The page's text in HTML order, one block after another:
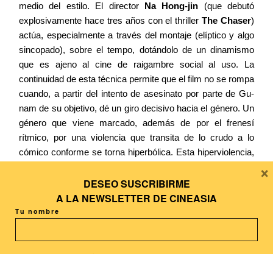
medio del estilo. El director Na Hong-jin (que debutó
explosivamente hace tres años con el thrillerThe Chaser)
actúa, especialmente a través del montaje (elíptico y algo
sincopado), sobre el tempo, dotándolo de un dinamismo
que es ajeno al cine de raigambre social al uso. La
continuidad de esta técnica permite que el film no se rompa
cuando, a partir del intento de asesinato por parte de Gu-
nam de su objetivo, dé un giro decisivo hacia el género. Un
género que viene marcado, además de por el frenesí
rítmico, por una violencia que transita de lo crudo a lo
cómico conforme se torna hiperbólica. Esta hiperviolencia,
hablar (y ahuyentará a muchos espectadores), como ya
sucedió con la deI Saw the Devil(Encontré al Diablo
Kim Ji-woon
cinematografía que han convertido el sufrimiento de la
DESEO SUSCRIBIRME
A LA NEWSLETTER DE CINEASIA
Tu nombre
×